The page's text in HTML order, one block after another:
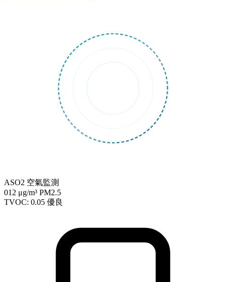
ASO2 空氣監測
012 μg/m³ PM2.5
TVOC: 0.05 優良